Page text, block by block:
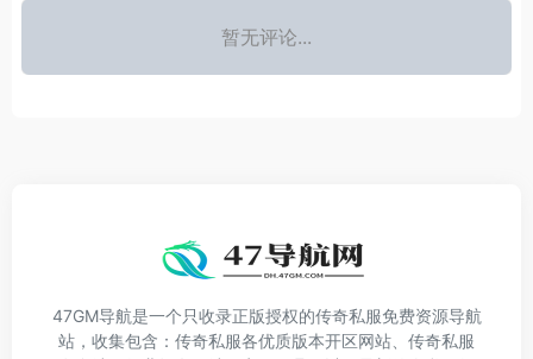
暂无评论...
47GM导航是一个只收录正版授权的传奇私服免费资源导航
站，收集包含：传奇私服各优质版本开区网站、传奇私服